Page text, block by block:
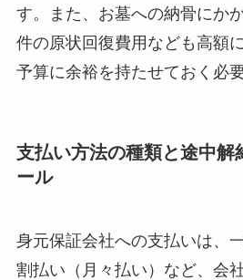
す。また、お墓への納骨にか
件の原状回復費用なども高額
予算に余裕を持たせておく必
支払い方法の種類と途中解
ール
身元保証会社への支払いは、
割払い（月々払い）など、会